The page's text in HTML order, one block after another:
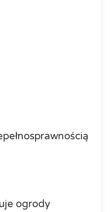
ogrody